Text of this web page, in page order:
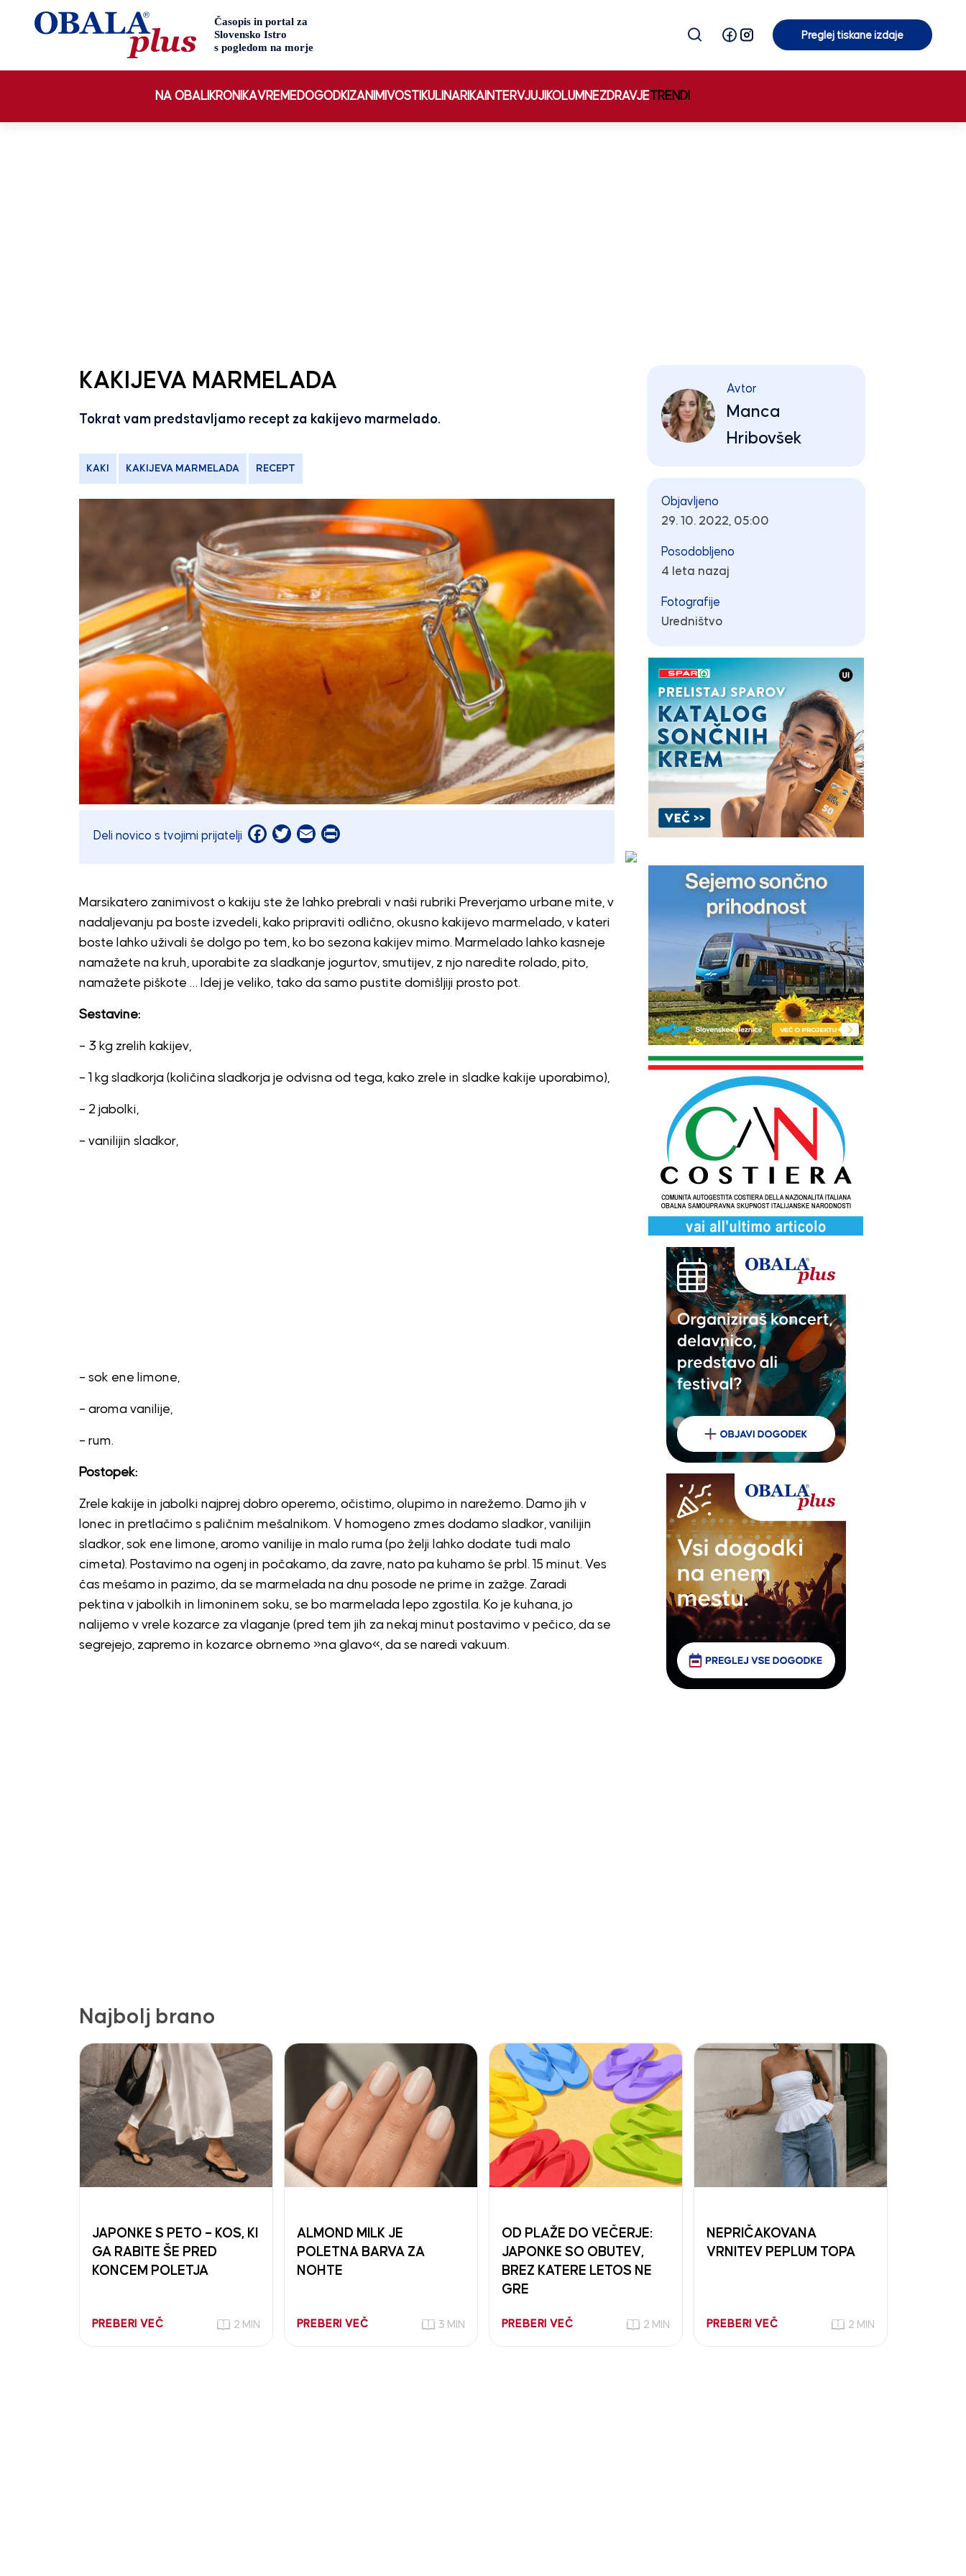
Preglej tiskane izdaje
NA OBALI KRONIKAVREMEDOGODKIZANIMIVOSTI KULINARIKA INTERVJUJI KOLUMNEZDRAVJETRENDI
KAKIJEVA MARMELADA
Tokrat vam predstavljamo recept za kakijevo marmelado.
KAKI KAKIJEVA MARMELADA RECEPT
Deli novico s tvojimi prijatelji Facebook
Twitter
EmailPrint
Marsikatero zanimivost o kakiju ste že lahko prebrali v naši rubriki Preverjamo urbane mite, v
nadaljevanju pa boste izvedeli, kako pripraviti odlično, okusno kakijevo marmelado, v kateri
boste lahko uživali še dolgo po tem, ko bo sezona kakijev mimo. Marmelado lahko kasneje
namažete na kruh, uporabite za sladkanje jogurtov, smutijev, z njo naredite rolado, pito,
namažete piškote … Idej je veliko, tako da samo pustite domišljiji prosto pot.
Sestavine:
– 3 kg zrelih kakijev,
– 1 kg sladkorja (količina sladkorja je odvisna od tega, kako zrele in sladke kakije uporabimo),
– 2 jabolki,
– vanilijin sladkor,
– sok ene limone,
– aroma vanilije,
– rum.
Postopek:
Zrele kakije in jabolki najprej dobro operemo, očistimo, olupimo in narežemo. Damo jih v
lonec in pretlačimo s paličnim mešalnikom. V homogeno zmes dodamo sladkor, vanilijin
sladkor, sok ene limone, aromo vanilije in malo ruma (po želji lahko dodate tudi malo
cimeta). Postavimo na ogenj in počakamo, da zavre, nato pa kuhamo še prbl. 15 minut. Ves
čas mešamo in pazimo, da se marmelada na dnu posode ne prime in zažge. Zaradi
pektina v jabolkih in limoninem soku, se bo marmelada lepo zgostila. Ko je kuhana, jo
nalijemo v vrele kozarce za vlaganje (pred tem jih za nekaj minut postavimo v pečico, da se
segrejejo, zapremo in kozarce obrnemo »na glavo«, da se naredi vakuum.
Avtor
Manca
Hribovšek
Objavljeno
29. 10. 2022, 05:00
Posodobljeno
4 leta nazaj
Fotografije
Uredništvo
Najbolj brano
JAPONKE S PETO – KOS, KI
GA RABITE ŠE PRED
KONCEM POLETJA
PREBERI VEČ 2 MIN
ALMOND MILK JE
POLETNA BARVA ZA
NOHTE
PREBERI VEČ 3 MIN
OD PLAŽE DO VEČERJE:
JAPONKE SO OBUTEV,
BREZ KATERE LETOS NE
GRE
PREBERI VEČ 2 MIN
NEPRIČAKOVANA
VRNITEV PEPLUM TOPA
PREBERI VEČ 2 MIN